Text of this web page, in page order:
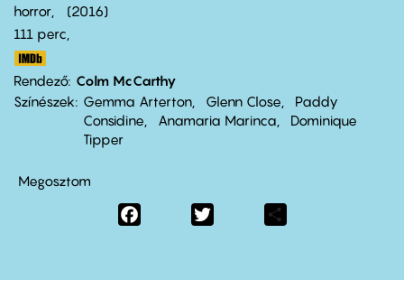
horror
2016
111 perc,
Rendező Colm McCarthy
Színészek
Gemma Arterton Glenn Close
Paddy
Considine
Anamaria Marinca
Dominique
Tipper
Megosztom
Facebook